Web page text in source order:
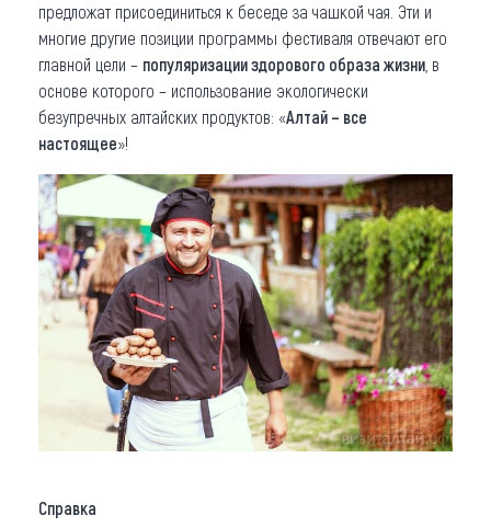
предложат присоединиться к беседе за чашкой чая. Эти и
многие другие позиции программы фестиваля отвечают его
главной цели – популяризации здорового образа жизни , в
основе которого – использование экологически
безупречных алтайских продуктов: «Алтай – все
настоящее»!
Справка